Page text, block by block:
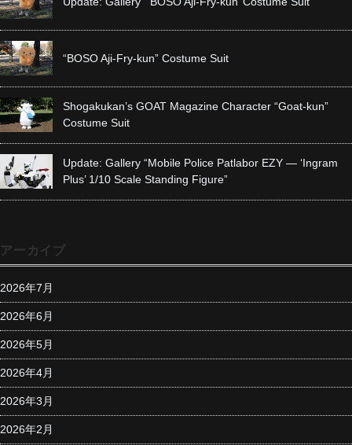
“BOSO Aji-Fry-kun” Costume Suit
Shogakukan’s GOAT Magazine Character “Goat-kun”
Costume Suit
Update: Gallery “Mobile Police Patlabor EZY — ‘Ingram
Plus’ 1/10 Scale Standing Figure”
アーカイブ
2026年7月
2026年6月
2026年5月
2026年4月
2026年3月
2026年2月